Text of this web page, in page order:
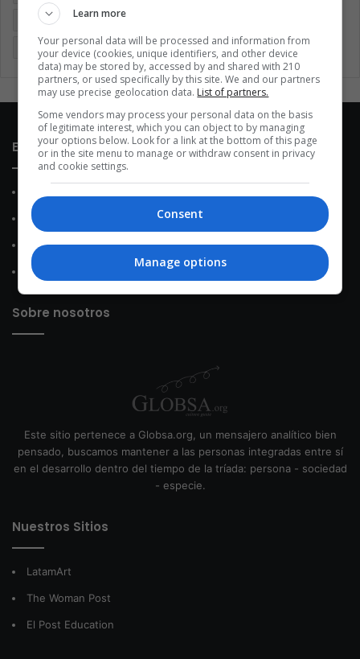
Economía Entretenimiento
Memes (ES) Mundo México Música Politica
Enlaces de interés
Contacto
Política de Privacidad
Política de Cookies
Sobre nosotros
Este sitio pertenece a Globsa.org, un mensajero analítico bien
pensado, buscamos mantener a las personas integradas entre sí
en el desarrollo dentro del tiempo de la tríada: persona - sociedad
- especie.
Nuestros Sitios
LatamArt
The Woman Post
El Post Education
Learn more
Your personal data will be processed and information from
your device (cookies, unique identifiers, and other device
data) may be stored by, accessed by and shared with 210
partners, or used specifically by this site. We and our partners
may use precise geolocation data. List of partners.
Some vendors may process your personal data on the basis
of legitimate interest, which you can object to by managing
your options below. Look for a link at the bottom of this page
or in the site menu to manage or withdraw consent in privacy
and cookie settings.
Consent
Manage options